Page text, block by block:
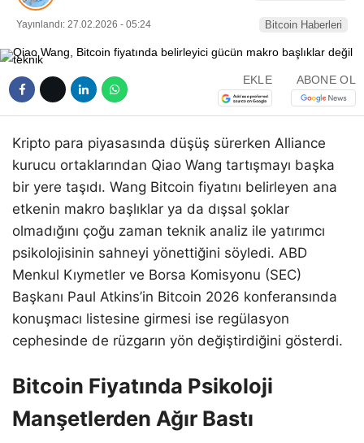
Yayınlandı: 27.02.2026 - 05:24 Bitcoin Haberleri
EKLE ABONE OL
Kripto para piyasasında düşüş sürerken Alliance
kurucu ortaklarından Qiao Wang tartışmayı başka
bir yere taşıdı. Wang Bitcoin fiyatını belirleyen ana
etkenin makro başlıklar ya da dışsal şoklar
olmadığını çoğu zaman teknik analiz ile yatırımcı
psikolojisinin sahneyi yönettiğini söyledi. ABD
Menkul Kıymetler ve Borsa Komisyonu (SEC)
Başkanı Paul Atkins’in Bitcoin 2026 konferansında
konuşmacı listesine girmesi ise regülasyon
cephesinde de rüzgarın yön değiştirdiğini gösterdi.
Bitcoin Fiyatında Psikoloji
Manşetlerden Ağır Bastı